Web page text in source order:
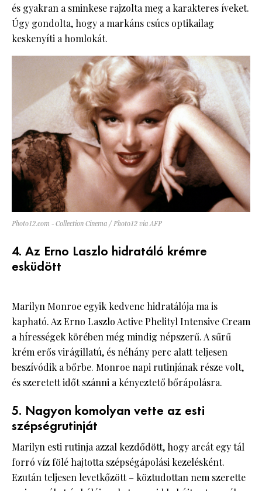
és gyakran a sminkese rajzolta meg a karakteres íveket.
Úgy gondolta, hogy a markáns csúcs optikailag
keskenyíti a homlokát.
Photo12.com - Collection Cinema / Photo12 via AFP
4. Az Erno Laszlo hidratáló krémre
esküdött
Marilyn Monroe egyik kedvenc hidratálója ma is
kapható. Az Erno Laszlo Active Phelityl Intensive Cream
a hírességek körében még mindig népszerű. A sűrű
krém erős virágillatú, és néhány perc alatt teljesen
beszívódik a bőrbe. Monroe napi rutinjának része volt,
és szeretett időt szánni a kényeztető bőrápolásra.
5. Nagyon komolyan vette az esti
szépségrutinját
Marilyn esti rutinja azzal kezdődött, hogy arcát egy tál
forró víz fölé hajtotta szépségápolási kezelésként.
Ezután teljesen levetkőzött – köztudottan nem szerette